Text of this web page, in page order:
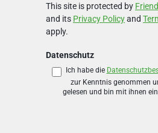
*
This site is protected by
and its Privacy Policyand
apply.
Datenschutz
Ich habe die
zur Kenntnis genommen
gelesen und bin mit ihnen